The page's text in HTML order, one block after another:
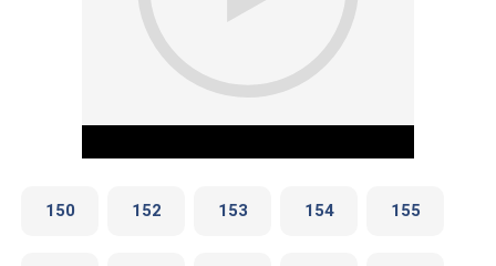
150 152 153 154 155